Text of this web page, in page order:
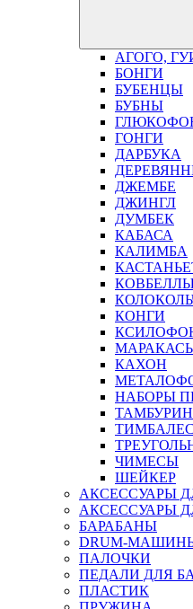
АГОГО,
БОНГИ
БУБЕНЦЫ
БУБНЫ
ГОНГИ
ДАРБУКА
ДЖЕМБЕ
ДЖИНГЛ
ДУМБЕК
КАБАСА
КАЛИМБА
КОНГИ
КАХОН
НАБОРЫ
ЧИМЕСЫ
ШЕЙКЕР
АКСЕССУАРЫ
АКСЕССУАРЫ
БАРАБАНЫ
DRUM-
ПАЛОЧКИ
ПЕДАЛИ ДЛЯ
ПЛАСТИК